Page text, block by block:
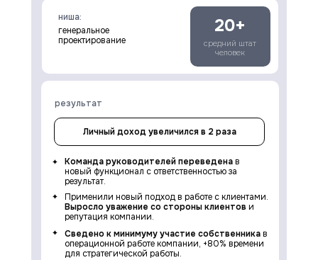
средний штат
человек
20+
ниша:
генеральное
проектирование
результат
Личный доход увеличился в 2 раза
Команда руководителей переведенав
новый функционал с ответственностью за
результат.
Применили новый подход в работе с клиентами.
Выросло уважение со стороны клиентови
репутация компании.
Сведено к минимуму участие собственникав
операционной работе компании, +80% времени
для стратегической работы.